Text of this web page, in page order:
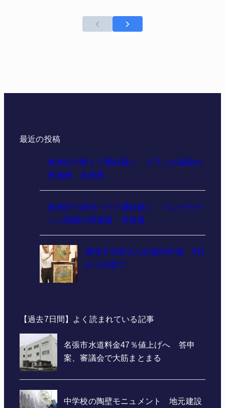
最近の投稿
無免許で軽トラ運転疑い ブラジル国籍の
男逮捕 名張署
無免許で原付バイク運転疑い バングラデ
シュ国籍の男逮捕 伊賀署
豊味平太郎さん没後50年展 9日
から伊賀で
【過去7日間】よく読まれている記事